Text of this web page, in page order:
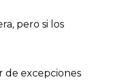
pero si los
de excepciones